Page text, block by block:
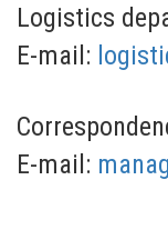
Logistics
E-mail:
E-mail: